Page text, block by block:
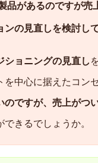
品があるのですが
ンの見直しを検討し
ショニングの見直し
を中心に据えたコン
ですが、売上がつ
きるでしょうか。